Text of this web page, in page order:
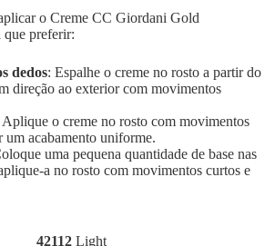
que preferir:
dedos: Espalhe o creme no rosto a partir do
direção ao exterior com movimentos
Aplique o creme no rosto com movimentos
um acabamento uniforme.
uma pequena quantidade de base nas
a no rosto com movimentos curtos e
42112 Light